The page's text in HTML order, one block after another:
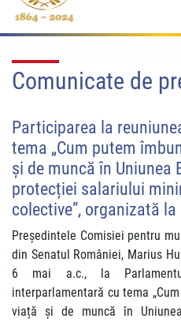
Comunicate de
Participarea la
tema „Cum putem
și de muncă în Uniunea
protecției salariului
colective”, organizată
Președintele Comisiei pentru
din Senatul României, Marius
6 mai a.c., la
interparlamentară cu tema
viață și de muncă în